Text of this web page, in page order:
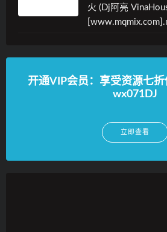
火 (Dj阿亮
开通VIP会员：享受资源七折
wx071DJ
立即查看